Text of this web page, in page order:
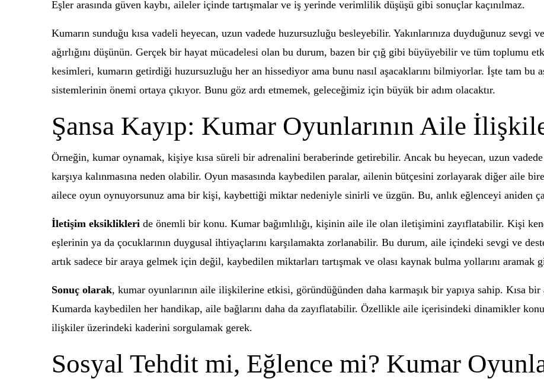
Eşler arasında güven kaybı, aileler içinde tartışmalar ve iş yerinde verimlilik düşüşü gibi sonuçlar kaçınılmaz.
Kumarın sunduğu kısa vadeli heyecan, uzun vadede huzursuzluğu besleyebilir. Yakınlarınıza duyduğunuz sevgi
ağırlığını düşünün. Gerçek bir hayat mücadelesi olan bu durum, bazen bir çığ gibi büyüyebilir ve tüm toplumu
kesimleri, kumarın getirdiği huzursuzluğu her an hissediyor ama bunu nasıl aşacaklarını bilmiyorlar. İşte tam bu
sistemlerinin önemi ortaya çıkıyor. Bunu göz ardı etmemek, geleceğimiz için büyük bir adım olacaktır.
Şansa Kayıp: Kumar Oyunlarının Aile
Örneğin, kumar oynamak, kişiye kısa süreli bir adrenalini beraberinde getirebilir. Ancak bu heyecan, uzun
karşıya kalınmasına neden olabilir. Oyun masasında kaybedilen paralar, ailenin bütçesini zorlayarak diğer aile
ailece oyun oynuyorsunuz ama bir kişi, kaybettiği miktar nedeniyle sinirli ve üzgün. Bu, anlık eğlenceyi aniden
İletişim eksiklikleri de önemli bir konu. Kumar bağımlılığı, kişinin aile ile olan iletişimini zayıflatabilir. Kişi
eşlerinin ya da çocuklarının duygusal ihtiyaçlarını karşılamakta zorlanabilir. Bu durum, aile içindeki sevgi ve
artık sadece bir araya gelmek için değil, kaybedilen miktarları tartışmak ve olası kaynak bulma yollarını
Sonuç olarak, kumar oyunlarının aile ilişkilerine etkisi, göründüğünden daha karmaşık bir yapıya sahip. Kısa
Kumarda kaybedilen her handikap, aile bağlarını daha da zayıflatabilir. Özellikle aile içerisindeki dinamikler
ilişkiler üzerindeki kaderini sorgulamak gerek.
Sosyal Tehdit mi, Eğlence mi? Kumar